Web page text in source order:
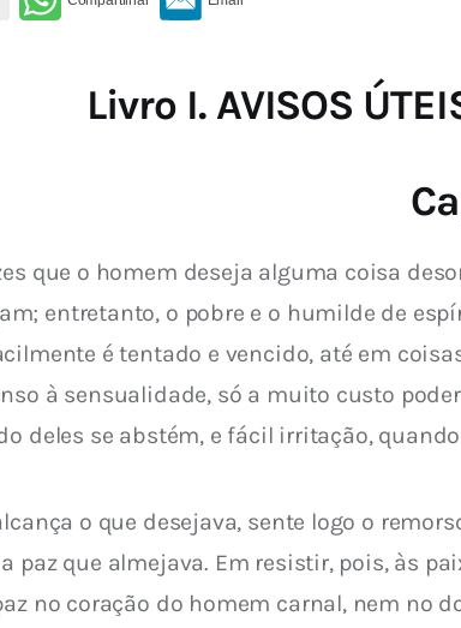
Sobre
Livro I. AVISOS
que o homem deseja alguma coisa
entretanto, o pobre e o humilde de
é tentado e vencido, até em
à sensualidade, só a muito custo
deles se abstém, e fácil irritação,
o que desejava, sente logo o
paz que almejava. Em resistir, pois, às
no coração do homem carnal, nem no